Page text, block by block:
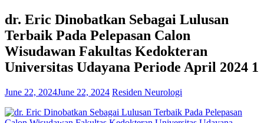
dr. Eric Dinobatkan Sebagai Lulusan
Terbaik Pada Pelepasan Calon
Wisudawan Fakultas Kedokteran
Universitas Udayana Periode April 2024 1
June 22, 2024June 22, 2024 Residen Neurologi